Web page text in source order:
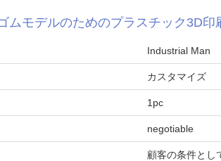
ムモデルのためのプラスチック3D印
Industrial Man
カスタマイズ
1pc
negotiable
顧客の条件とし